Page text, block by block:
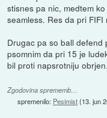
stisnes pa nic, medtem
seamless. Res da pri
Drugac pa so ball
psomnim da pri 15 je
bil proti napsrotniju
Zgodovina sprememb…
spremenilo: Pesimist(13. jun